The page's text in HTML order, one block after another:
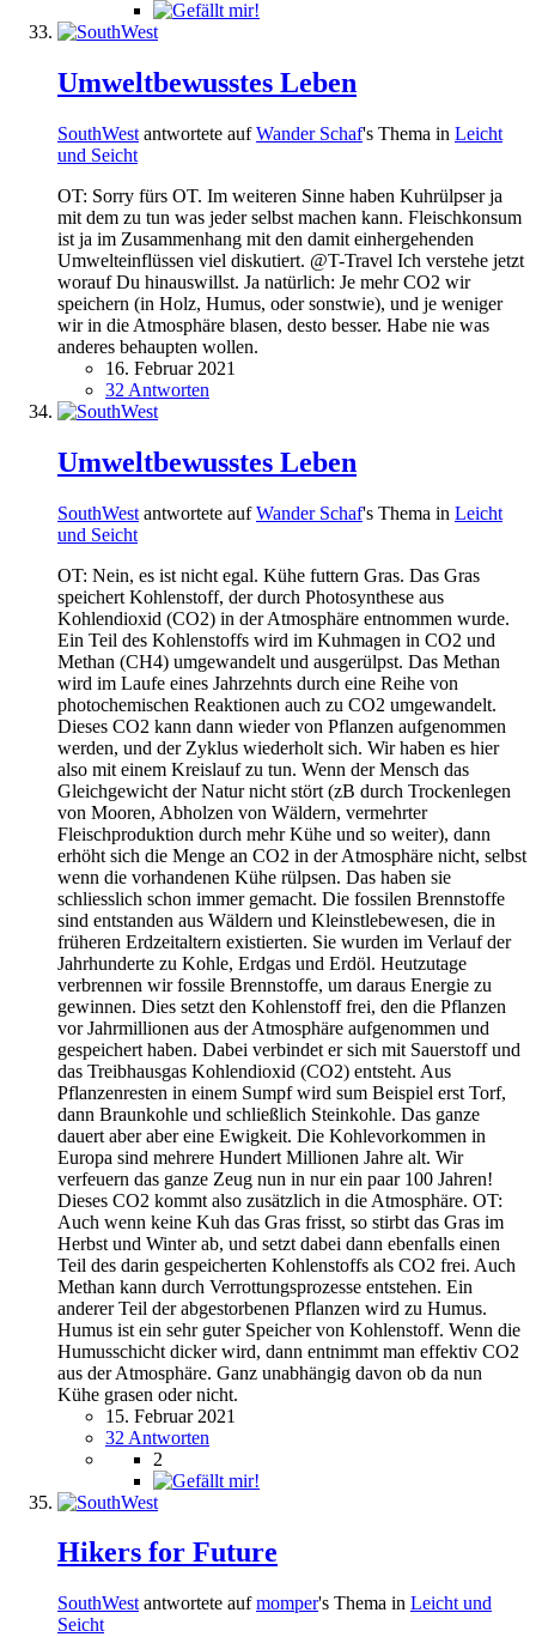
Umweltbewusstes Leben
SouthWest antwortete aufWander Schaf's Thema in Leicht
und Seicht
OT: Sorry fürs OT. Im weiteren Sinne haben Kuhrülpser ja
mit dem zu tun was jeder selbst machen kann. Fleischkonsum
ist ja im Zusammenhang mit den damit einhergehenden
Umwelteinflüssen viel diskutiert. @T-Travel Ich verstehe jetzt
worauf Du hinauswillst. Ja natürlich: Je mehr CO2 wir
speichern (in Holz, Humus, oder sonstwie), und je weniger
wir in die Atmosphäre blasen, desto besser. Habe nie was
anderes behaupten wollen.
16. Februar 2021
32 Antworten
Umweltbewusstes Leben
SouthWest antwortete aufWander Schaf's Thema in Leicht
und Seicht
OT: Nein, es ist nicht egal. Kühe futtern Gras. Das Gras
speichert Kohlenstoff, der durch Photosynthese aus
Kohlendioxid (CO2) in der Atmosphäre entnommen wurde.
Ein Teil des Kohlenstoffs wird im Kuhmagen in CO2 und
Methan (CH4) umgewandelt und ausgerülpst. Das Methan
wird im Laufe eines Jahrzehnts durch eine Reihe von
photochemischen Reaktionen auch zu CO2 umgewandelt.
Dieses CO2 kann dann wieder von Pflanzen aufgenommen
werden, und der Zyklus wiederholt sich. Wir haben es hier
also mit einem Kreislauf zu tun. Wenn der Mensch das
Gleichgewicht der Natur nicht stört (zB durch Trockenlegen
von Mooren, Abholzen von Wäldern, vermehrter
Fleischproduktion durch mehr Kühe und so weiter), dann
erhöht sich die Menge an CO2 in der Atmosphäre nicht, selbst
wenn die vorhandenen Kühe rülpsen. Das haben sie
schliesslich schon immer gemacht. Die fossilen Brennstoffe
sind entstanden aus Wäldern und Kleinstlebewesen, die in
früheren Erdzeitaltern existierten. Sie wurden im Verlauf der
Jahrhunderte zu Kohle, Erdgas und Erdöl. Heutzutage
verbrennen wir fossile Brennstoffe, um daraus Energie zu
gewinnen. Dies setzt den Kohlenstoff frei, den die Pflanzen
vor Jahrmillionen aus der Atmosphäre aufgenommen und
gespeichert haben. Dabei verbindet er sich mit Sauerstoff und
das Treibhausgas Kohlendioxid (CO2) entsteht. Aus
Pflanzenresten in einem Sumpf wird sum Beispiel erst Torf,
dann Braunkohle und schließlich Steinkohle. Das ganze
dauert aber aber eine Ewigkeit. Die Kohlevorkommen in
Europa sind mehrere Hundert Millionen Jahre alt. Wir
verfeuern das ganze Zeug nun in nur ein paar 100 Jahren!
Dieses CO2 kommt also zusätzlich in die Atmosphäre. OT:
Auch wenn keine Kuh das Gras frisst, so stirbt das Gras im
Herbst und Winter ab, und setzt dabei dann ebenfalls einen
Teil des darin gespeicherten Kohlenstoffs als CO2 frei. Auch
Methan kann durch Verrottungsprozesse entstehen. Ein
anderer Teil der abgestorbenen Pflanzen wird zu Humus.
Humus ist ein sehr guter Speicher von Kohlenstoff. Wenn die
Humusschicht dicker wird, dann entnimmt man effektiv CO2
aus der Atmosphäre. Ganz unabhängig davon ob da nun
Kühe grasen oder nicht.
15. Februar 2021
32 Antworten
2
Hikers for Future
SouthWest antwortete aufmomper's Thema in Leicht und
Seicht